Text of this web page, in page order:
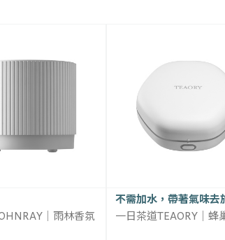
｜雨林香氛
不需加水，帶著氣味去
一日茶道TEAORY｜蜂